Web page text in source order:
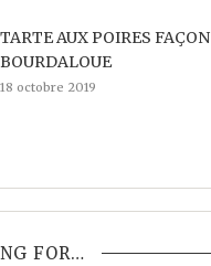
TARTE AUX POIRES FAÇON
BOURDALOUE
18 octobre 2019
FOR…